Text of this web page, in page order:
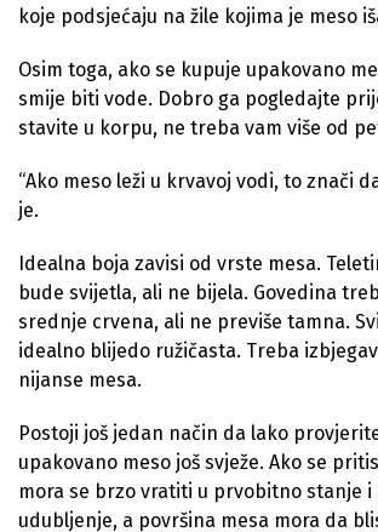
koje podsjećaju na žile kojima je meso
Osim toga, ako se kupuje upakovano
smije biti vode. Dobro ga pogledajte
stavite u korpu, ne treba vam više od
“Ako meso leži u krvavoj vodi, to znači
je.
Idealna boja zavisi od vrste mesa.
bude svijetla, ali ne bijela. Govedina
srednje crvena, ali ne previše tamna.
idealno blijedo ružičasta. Treba
nijanse mesa.
Postoji još jedan način da lako
upakovano meso još svježe. Ako se
mora se brzo vratiti u prvobitno stanje i
udubljenje, a površina mesa mora da